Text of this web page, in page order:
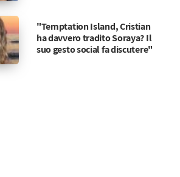
"Temptation Island, Cristian
ha davvero tradito Soraya? Il
suo gesto social fa discutere"